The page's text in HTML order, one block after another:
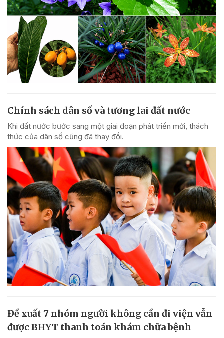
Chính sách dân số và tương lai đất nước
Khi đất nước bước sang một giai đoạn phát triển mới, thách
thức của dân số cũng đã thay đổi.
Đề xuất 7 nhóm người không cần đi viện vẫn
được BHYT thanh toán khám chữa bệnh